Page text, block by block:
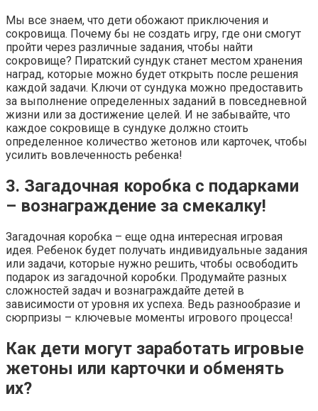
Мы все знаем, что дети обожают приключения и
сокровища. Почему бы не создать игру, где они смогут
пройти через различные задания, чтобы найти
сокровище? Пиратский сундук станет местом хранения
наград, которые можно будет открыть после решения
каждой задачи. Ключи от сундука можно предоставить
за выполнение определенных заданий в повседневной
жизни или за достижение целей. И не забывайте, что
каждое сокровище в сундуке должно стоить
определенное количество жетонов или карточек, чтобы
усилить вовлеченность ребенка!
3. Загадочная коробка с подарками
– вознаграждение за смекалку!
Загадочная коробка – еще одна интересная игровая
идея. Ребенок будет получать индивидуальные задания
или задачи, которые нужно решить, чтобы освободить
подарок из загадочной коробки. Продумайте разных
сложностей задач и вознаграждайте детей в
зависимости от уровня их успеха. Ведь разнообразие и
сюрпризы – ключевые моменты игрового процесса!
Как дети могут заработать игровые
жетоны или карточки и обменять
их?